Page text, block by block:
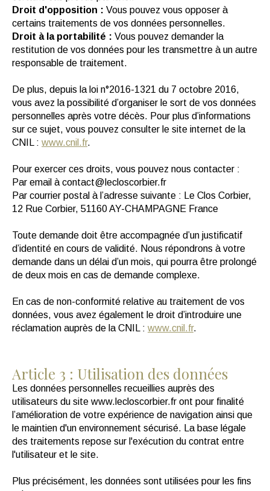
Droit d'opposition : Vous pouvez vous opposer à
certains traitements de vos données personnelles.
Droit à la portabilité : Vous pouvez demander la
restitution de vos données pour les transmettre à un autre
responsable de traitement.
De plus, depuis la loi n°2016-1321 du 7 octobre 2016,
vous avez la possibilité d’organiser le sort de vos données
personnelles après votre décès. Pour plus d’informations
sur ce sujet, vous pouvez consulter le site internet de la
CNIL : www.cnil.fr.
Pour exercer ces droits, vous pouvez nous contacter :
Par email à contact@lecloscorbier.fr
Par courrier postal à l’adresse suivante : Le Clos Corbier,
12 Rue Corbier, 51160 AY-CHAMPAGNE France
Toute demande doit être accompagnée d’un justificatif
d’identité en cours de validité. Nous répondrons à votre
demande dans un délai d’un mois, qui pourra être prolongé
de deux mois en cas de demande complexe.
En cas de non-conformité relative au traitement de vos
données, vous avez également le droit d’introduire une
réclamation auprès de la CNIL : www.cnil.fr.
Article 3 : Utilisation des données
Les données personnelles recueillies auprès des
utilisateurs du site www.lecloscorbier.fr ont pour finalité
l’amélioration de votre expérience de navigation ainsi que
le maintien d'un environnement sécurisé. La base légale
des traitements repose sur l'exécution du contrat entre
l'utilisateur et le site.
Plus précisément, les données sont utilisées pour les fins